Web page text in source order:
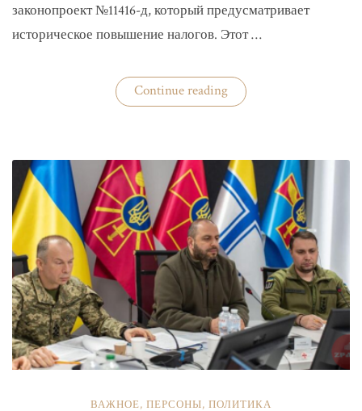
законопроект №11416-д, который предусматривает
историческое повышение налогов. Этот …
Continue reading«Комитет
ВР
налогов»
ВАЖНОЕ, ПЕРСОНЫ, ПОЛИТИКА